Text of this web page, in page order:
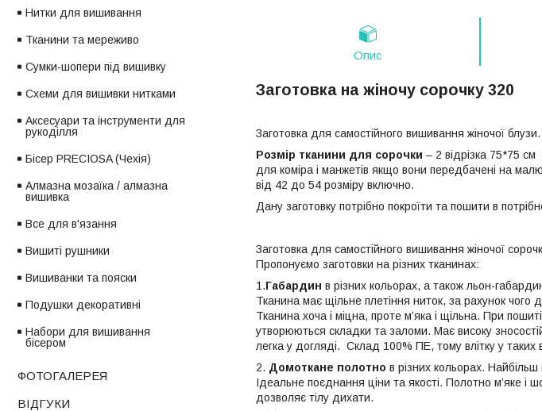
Опис
Заготовка на жіночу сорочку 320
Заготовка для самостійного вишивання жіночої
Розмір тканини для сорочки – 2 відрізка 75*75 см
для коміра і манжетів якщо вони передбачені на
від 42 до 54 розміру включно.
Дану заготовку потрібно покроїти та пошити в
Заготовка для самостійного вишивання жіночої
Пропонуємо заготовки на різних тканинах:
1.Габардин в різних кольорах, а також льон-
Тканина має щільне плетіння ниток, за рахунок чого
Тканина хоча і міцна, проте м’яка і щільна. При
утворюються складки та заломи. Має високу
легка у догляді. Склад 100% ПЕ, тому влітку у таких
2. Домоткане полотно в різних кольорах.
Ідеальне поєднання ціни та якості. Полотно м’яке і
дозволяє тілу дихати.
Нитки для вишивання
Тканини та мереживо
Сумки-шопери під вишивку
Схеми для вишивки нитками
Аксесуари та інструменти для
рукоділля
Бісер PRECIOSA (Чехія)
Алмазна мозаїка / алмазна
вишивка
Все для в'язання
Вишиті рушники
Вишиванки та пояски
Подушки декоративні
Набори для вишивання
бісером
ФОТОГАЛЕРЕЯ
ВІДГУКИ